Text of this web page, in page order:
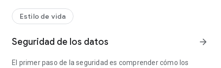
💬 Asistente de cultivo con IA: pregunta por texto o voz y
escucha la respuesta. Tiene en cuenta tu región, bioma, el
verdaderamente personalizados.
📅 Qué hacer hoy: la guía adecuada para el día.
Estilo de vida
Seguridad de los datos arrow_forward
El primer paso de la seguridad es comprender cómo los